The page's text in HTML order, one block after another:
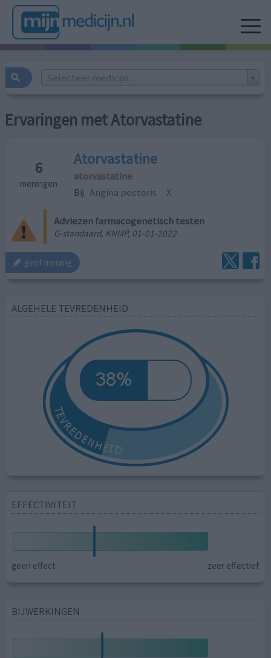
Selecteer medicijn...
Ervaringen met Atorvastatine
6
meningen
Atorvastatine
atorvastatine
Bij Angina pectoris X
Adviezen farmacogenetisch testen
G-standaard, KNMP, 01-01-2022
geef mening
ALGEHELE TEVREDENHEID
EFFECTIVITEIT
geen effect zeer effectief
BIJWERKINGEN